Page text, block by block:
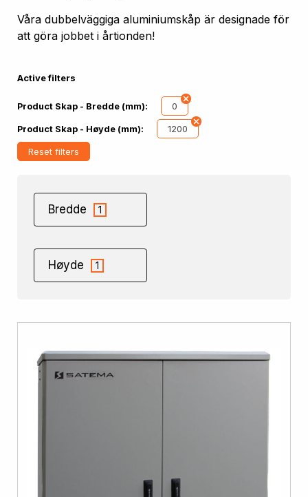
Våra dubbelväggiga aluminiumskåp är designade för
att göra jobbet i årtionden!
Active filters
Product Skap - Bredde (mm): 0
Product Skap - Høyde (mm): 1200
Reset filters
Bredde 1
Høyde 1